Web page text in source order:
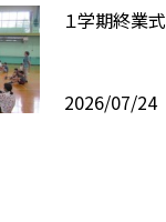
１学期終業式
2026/07/24